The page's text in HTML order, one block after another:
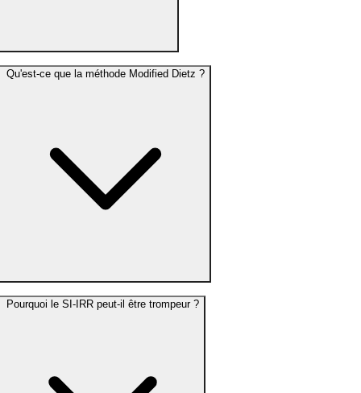
Qu'est-ce que la méthode Modified Dietz ?
Pourquoi le SI-IRR peut-il être trompeur ?